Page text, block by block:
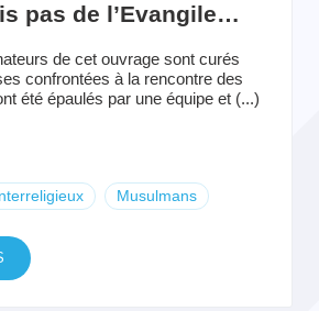
pas de l’Evangile…
de cet ouvrage sont curés
confrontées à la rencontre des
été épaulés par une équipe et (...)
Musulmans